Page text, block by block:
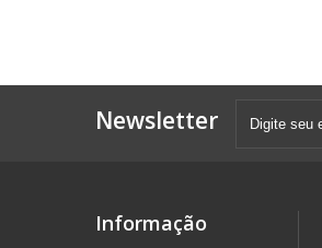
Newsletter
Informação